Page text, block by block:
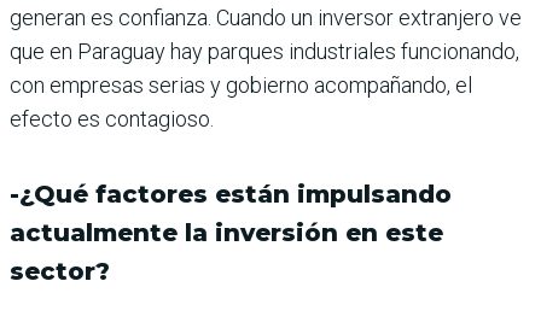
generan es confianza. Cuando un inversor extranjero ve
que en Paraguay hay parques industriales funcionando,
con empresas serias y gobierno acompañando, el
efecto es contagioso.
-¿Qué factores están impulsando
actualmente la inversión en este
sector?